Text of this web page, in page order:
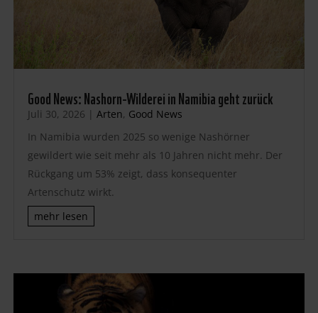
Good News: Nashorn-Wilderei in Namibia geht zurück
Juli 30, 2026 | Arten, Good News
In Namibia wurden 2025 so wenige Nashörner
gewildert wie seit mehr als 10 Jahren nicht mehr. Der
Rückgang um 53% zeigt, dass konsequenter
Artenschutz wirkt.
mehr lesen